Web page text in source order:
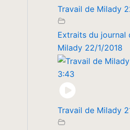
Travail de Milady
Extraits du journal
Milady 22/1/2018
3:43
Travail de Milady